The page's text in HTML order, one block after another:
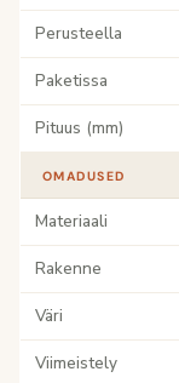
Perusteella
Paketissa
Pituus (mm)
OMADUSED
Materiaali
Rakenne
Väri
Viimeistely